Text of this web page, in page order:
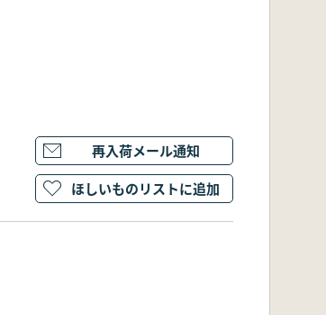
再入荷メール通知
ほしいものリストに追加